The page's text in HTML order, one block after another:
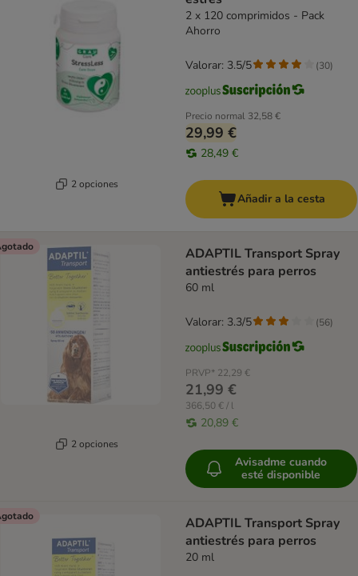
2 opciones
2 x 120 comprimidos - Pack
Ahorro
Precio normal 32,58 €
29,99 €
28,49 €
Valorar: 3.5/5 (30)
Añadir a la cesta
2 opciones
ADAPTIL Transport Spray
antiestrés para perros
60 ml
PRVP* 22,29 €
21,99 €
366,50 € / l
20,89 €
Valorar: 3.3/5 (56)
Avisadme cuando
esté disponible
ADAPTIL Transport Spray
antiestrés para perros
20 ml